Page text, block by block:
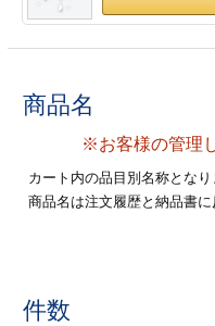
ード印刷
印刷
フォルダー
形マル型
刷
印刷
28
29 30
商品名
※お客様の管理
カート内の品目別名称となり
商品名は注文履歴と納品書に
件数